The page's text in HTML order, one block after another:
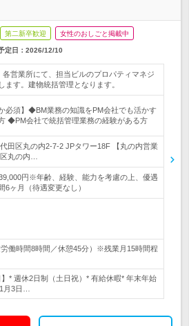
第二新卒歓迎 女性のおしごと掲載中
定日： 2026/12/10
各営業所にて、担当ビルのプロパティマネジ
ます。建物統括管理となります。
必須】◆BM業務の知識をPM会社でも活かす
◆PM会社で統括管理業務の経験がある方
代田区丸の内2-7-2 JPタワー18F 【丸の内営業
丸の内…
円※年齢、経験、能力を考慮の上、優遇
ヶ月（待遇変更なし）
働時間8時間／休憩45分）※残業月15時間程
* 週休2日制（土日祝）* 有給休暇* 年末年始
月3日…